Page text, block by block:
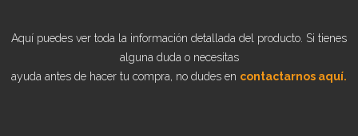
Aquí puedes ver toda la información detallada del producto. Si tienes
alguna duda o necesitas
ayuda antes de hacer tu compra, no dudes en contactarnos aquí.